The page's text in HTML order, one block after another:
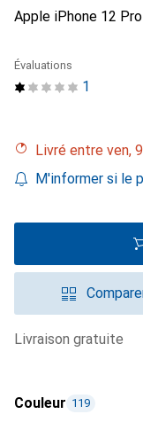
Apple iPhone 12 Pro
1
Évaluations
Livré entre ven,
M'informer si le
livraison gratuite
Couleur 119